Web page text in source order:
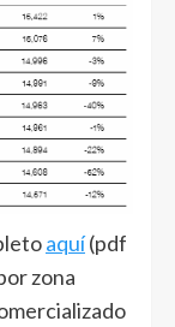
aquí(pdf
zona